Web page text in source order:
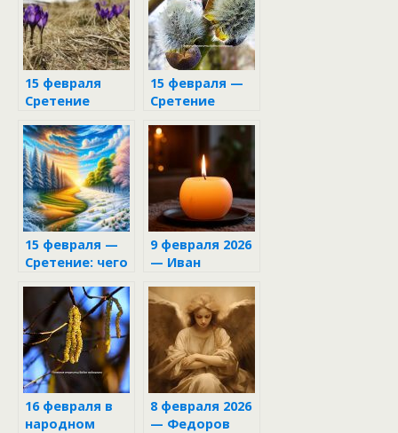
15 февраля
Сретение
15 февраля —
Сретение
15 февраля —
Сретение: чего
избегать в
этот день
9 февраля 2026
— Иван
привлечь
достаток в
дом и каких
ошибок
нельзя
допустить
16 февраля в
народном
8 февраля 2026
— Федоров